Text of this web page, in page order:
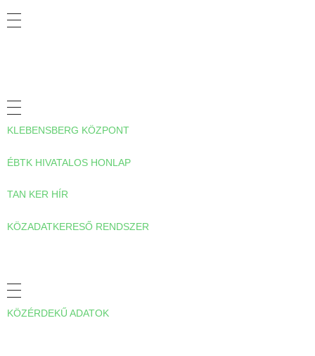
KLEBENSBERG KÖZPONT
ÉBTK HIVATALOS HONLAP
TAN KER HÍR
KÖZADATKERESŐ RENDSZER
KÖZÉRDEKŰ ADATOK